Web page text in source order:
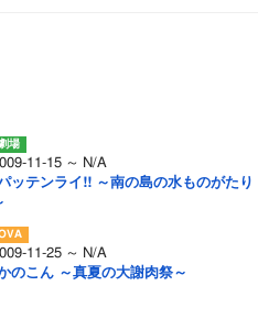
11-15 ～ N/A
ッテンライ!! ～南の島の水ものがたり
11-25 ～ N/A
のこん ～真夏の大謝肉祭～